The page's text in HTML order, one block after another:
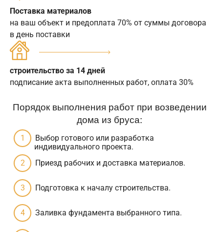
Поставка материалов
на ваш объект и предоплата 70% от суммы договора
в день поставки
строительство за 14 дней
подписание акта выполненных работ, оплата 30%
Порядок выполнения работ при возведении
дома из бруса:
Выбор готового или разработка
индивидуального проекта.
Приезд рабочих и доставка материалов.
Подготовка к началу строительства.
Заливка фундамента выбранного типа.